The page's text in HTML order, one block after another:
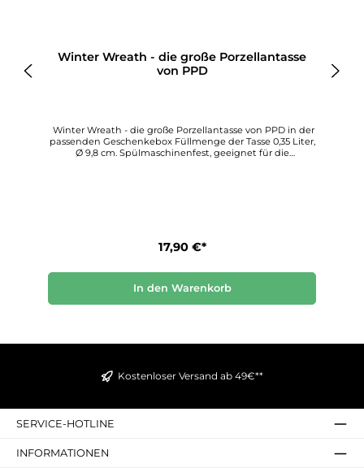
Winter Wreath - die große Porzellantasse
von PPD
Winter Wreath - die große Porzellantasse von PPD in der
passenden Geschenkebox Füllmenge der Tasse 0,35 Liter,
Ø 9,8 cm. Spülmaschinenfest, geeignet für die
17,90 €*
In den Warenkorb
Kostenloser Versand ab 49€**
SERVICE-HOTLINE
INFORMATIONEN